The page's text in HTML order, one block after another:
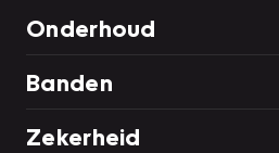
Onderhoud
Banden
Zekerheid